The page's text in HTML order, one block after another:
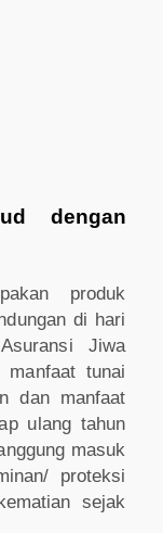
dengan
produk
di hari
Jiwa
tunai
dan manfaat
ulang tahun
masuk
proteksi
sejak